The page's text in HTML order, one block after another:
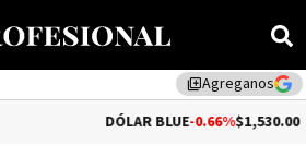
library_addAgreganos
DÓLAR BLUE-0.66%$1,530.00